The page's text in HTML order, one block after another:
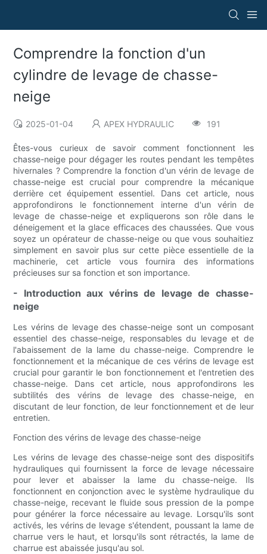
Comprendre la fonction d'un
cylindre de levage de chasse-
neige
2025-01-04 APEX HYDRAULIC 191
Êtes-vous curieux de savoir comment fonctionnent les
chasse-neige pour dégager les routes pendant les tempêtes
hivernales ? Comprendre la fonction d'un vérin de levage de
chasse-neige est crucial pour comprendre la mécanique
derrière cet équipement essentiel. Dans cet article, nous
approfondirons le fonctionnement interne d'un vérin de
levage de chasse-neige et expliquerons son rôle dans le
déneigement et la glace efficaces des chaussées. Que vous
soyez un opérateur de chasse-neige ou que vous souhaitiez
simplement en savoir plus sur cette pièce essentielle de la
machinerie, cet article vous fournira des informations
précieuses sur sa fonction et son importance.
- Introduction aux vérins de levage de chasse-
neige
Les vérins de levage des chasse-neige sont un composant
essentiel des chasse-neige, responsables du levage et de
l'abaissement de la lame du chasse-neige. Comprendre le
fonctionnement et la mécanique de ces vérins de levage est
crucial pour garantir le bon fonctionnement et l'entretien des
chasse-neige. Dans cet article, nous approfondirons les
subtilités des vérins de levage des chasse-neige, en
discutant de leur fonction, de leur fonctionnement et de leur
entretien.
Fonction des vérins de levage des chasse-neige
Les vérins de levage des chasse-neige sont des dispositifs
hydrauliques qui fournissent la force de levage nécessaire
pour lever et abaisser la lame du chasse-neige. Ils
fonctionnent en conjonction avec le système hydraulique du
chasse-neige, recevant le fluide sous pression de la pompe
pour générer la force nécessaire au levage. Lorsqu'ils sont
activés, les vérins de levage s'étendent, poussant la lame de
charrue vers le haut, et lorsqu'ils sont rétractés, la lame de
charrue est abaissée jusqu'au sol.